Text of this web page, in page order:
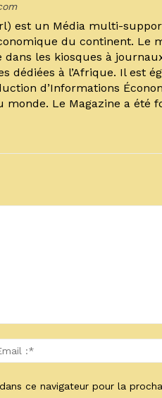
est un Média multi-
du continent. Le
dans les kiosques à
dédiées à l’Afrique. Il est
d’Informations
Le Magazine a été
ce navigateur pour la